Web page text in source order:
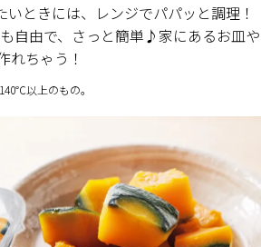
ときには、レンジでパパッと調理！
自由で、さっと簡単♪家にあるお皿や
れちゃう！
以上のもの。